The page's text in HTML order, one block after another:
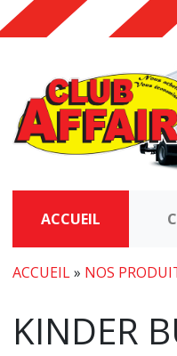
ACCUEIL
ACCUEIL» NOS
KINDER